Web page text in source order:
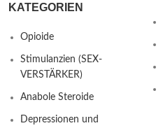
KATEGORIEN
Opioide
Stimulanzien (SEX-
VERSTÄRKER)
Anabole Steroide
Depressionen und